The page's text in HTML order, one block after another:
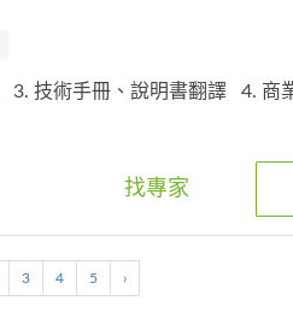
3. 技術手冊、說明書翻譯
4. 商
找專家
3 4 5 ›